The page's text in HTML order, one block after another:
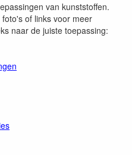
van kunststoffen.
of links voor meer
naar de juiste toepassing: